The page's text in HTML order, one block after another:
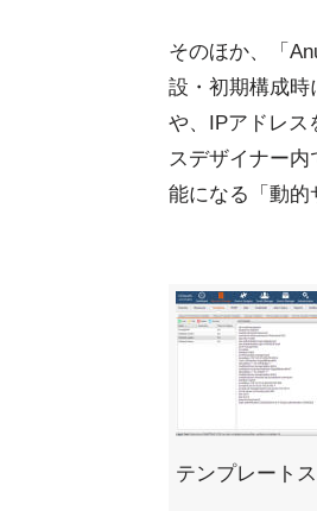
そのほか、「
設・初期構成時
や、IPアドレス
スデザイナー
能になる「動的
テンプレート